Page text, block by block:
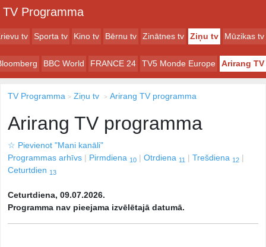
TV Programma
tv Sporta tv Kino tv Bērnu tv Zinātnes tv Ziņu tv Mūzikas tv
BBC World FRANCE 24 TV5 Monde Europe Arirang TV
TV Programma Ziņu tv Arirang TV programma
Arirang TV programma
☆ Pievienot "Mani kanāli"
Programmas arhīvs
Pirmdiena 10 Otrdiena 11 Trešdiena 12
Ceturtdien 13
Ceturtdiena, 09.07.2026.
Programma nav pieejama izvēlētajā datumā.